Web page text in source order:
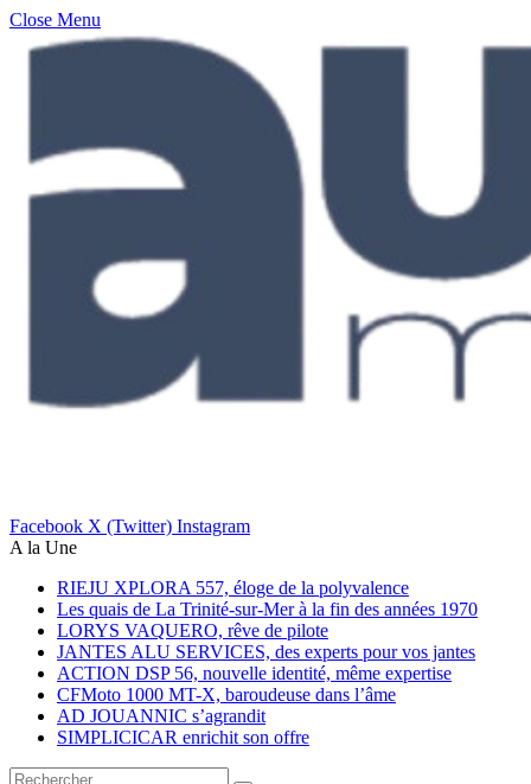
Close Menu
Facebook X (Twitter) Instagram
A la Une
RIEJU XPLORA 557, éloge de la polyvalence
Les quais de La Trinité-sur-Mer à la fin des années 1970
LORYS VAQUERO, rêve de pilote
JANTES ALU SERVICES, des experts pour vos jantes
ACTION DSP 56, nouvelle identité, même expertise
CFMoto 1000 MT-X, baroudeuse dans l’âme
AD JOUANNIC s’agrandit
SIMPLICICAR enrichit son offre